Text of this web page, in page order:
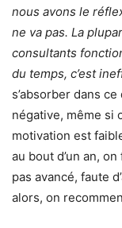
nous avons le
ne va pas. La
consultants
du temps, c’est
s’absorber dans
négative, même si
motivation est
au bout d’un an,
pas avancé, faute
alors, on